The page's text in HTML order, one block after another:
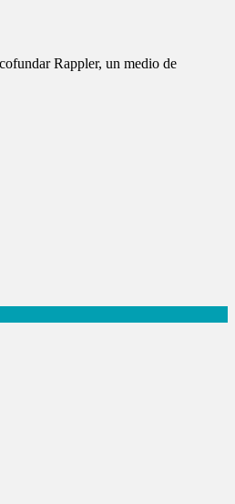
Rappler, un medio de